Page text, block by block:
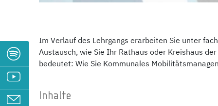
Im Verlauf des Lehrgangs erarbeiten Sie unter
Austausch, wie Sie Ihr Rathaus oder Kreishaus
bedeutet: Wie Sie Kommunales
Inhalte